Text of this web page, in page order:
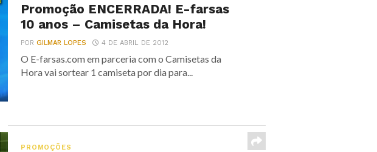
Promoção ENCERRADA! E-farsas
10 anos – Camisetas da Hora!
PORGILMAR LOPES 4 DE ABRIL DE 2012
O E-farsas.com em parceria com o Camisetas da
Hora vai sortear 1 camiseta por dia para...
PROMOÇÕES